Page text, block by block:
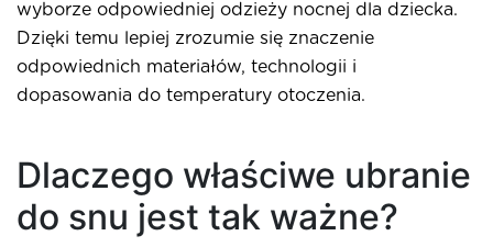
wyborze odpowiedniej odzieży nocnej dla dziecka.
Dzięki temu lepiej zrozumie się znaczenie
odpowiednich materiałów, technologii i
dopasowania do temperatury otoczenia.
Dlaczego właściwe ubranie
do snu jest tak ważne?